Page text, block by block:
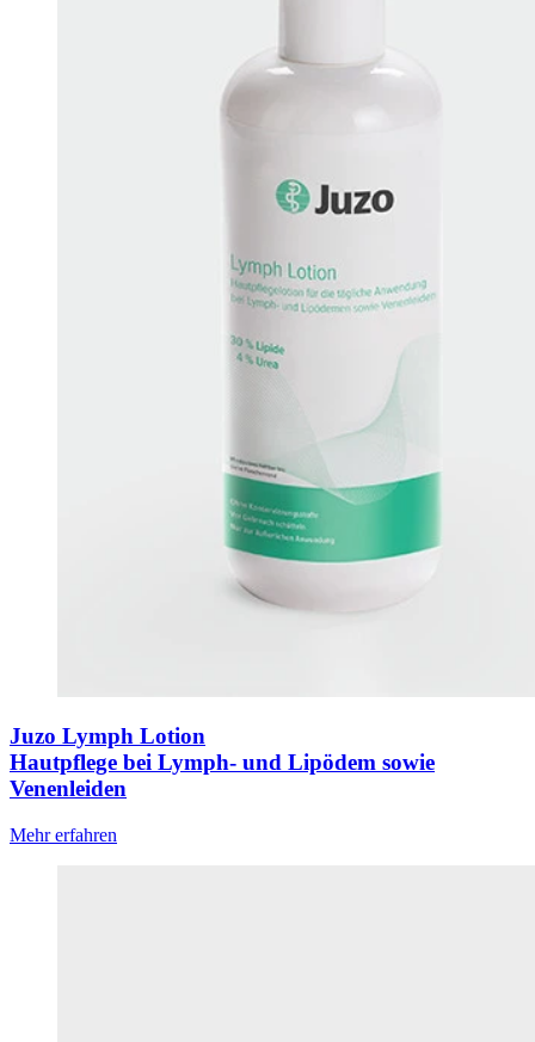
Juzo Lymph Lotion
Hautpflege bei Lymph- und Lipödem sowie
Venenleiden
Mehr erfahren